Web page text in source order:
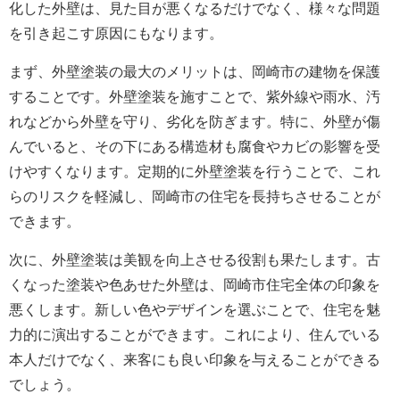
化した外壁は、見た目が悪くなるだけでなく、様々な問題
を引き起こす原因にもなります。
まず、外壁塗装の最大のメリットは、岡崎市の建物を保護
することです。外壁塗装を施すことで、紫外線や雨水、汚
れなどから外壁を守り、劣化を防ぎます。特に、外壁が傷
んでいると、その下にある構造材も腐食やカビの影響を受
けやすくなります。定期的に外壁塗装を行うことで、これ
らのリスクを軽減し、岡崎市の住宅を長持ちさせることが
できます。
次に、外壁塗装は美観を向上させる役割も果たします。古
くなった塗装や色あせた外壁は、岡崎市住宅全体の印象を
悪くします。新しい色やデザインを選ぶことで、住宅を魅
力的に演出することができます。これにより、住んでいる
本人だけでなく、来客にも良い印象を与えることができる
でしょう。